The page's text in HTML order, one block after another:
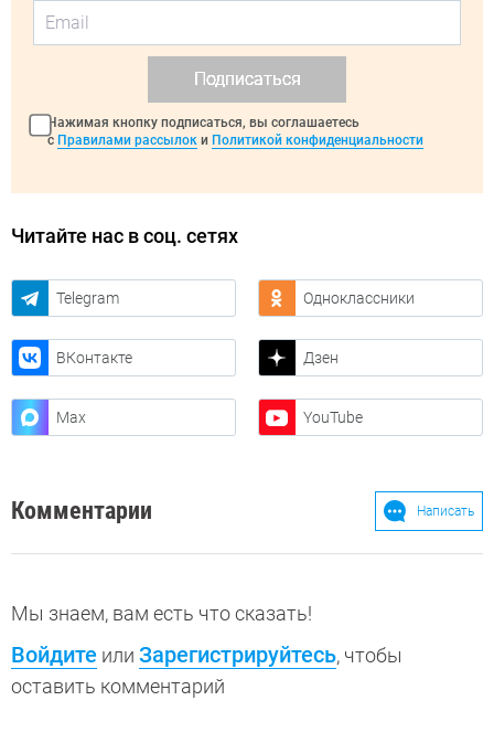
Подписаться
Нажимая кнопку подписаться, вы соглашаетесь
с Правилами рассылок и Политикой конфиденциальности
Читайте нас в соц. сетях
Telegram Одноклассники
ВКонтакте Дзен
Max YouTube
Комментарии Написать
Мы знаем, вам есть что сказать!
Войдите или Зарегистрируйтесь, чтобы
оставить комментарий